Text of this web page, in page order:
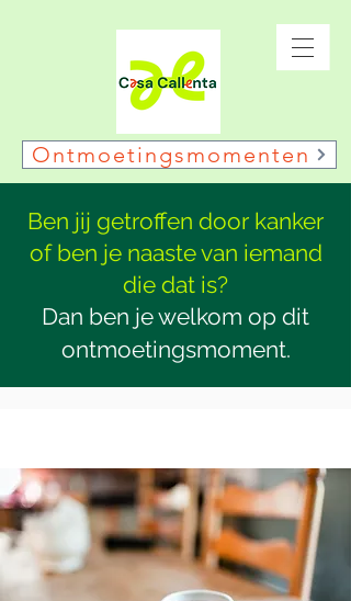
Ontmoetingsmomenten
Ben jij getroffen door kanker
of ben je naaste van iemand
die dat is?
Dan ben je welkom op dit
ontmoetingsmoment.